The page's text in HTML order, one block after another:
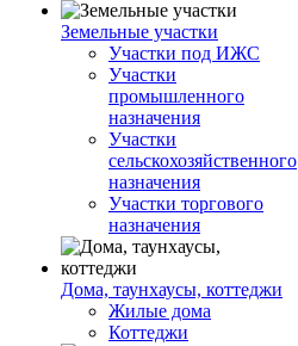
Земельные участки
Участки под ИЖС
Участки
промышленного
назначения
Участки
сельскохозяйственного
назначения
Участки торгового
назначения
Дома, таунхаусы, коттеджи
Жилые дома
Коттеджи